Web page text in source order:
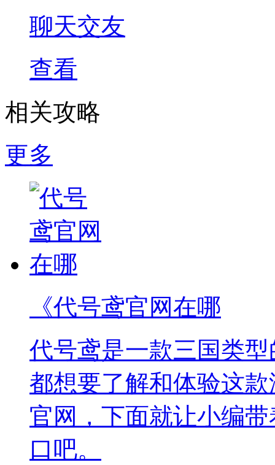
聊天交友
查看
相关攻略
更多
《代号鸢官网在哪
代号鸢是一款三国类
都想要了解和体验这
官网，下面就让小编
口吧。